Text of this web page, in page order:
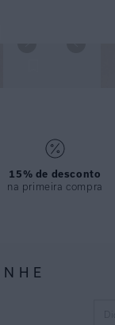
TOP
15% de desconto
na primeira compra